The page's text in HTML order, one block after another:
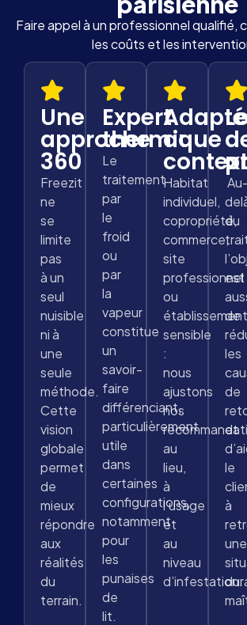
Faire appel à un professionnel qualifié,
les coûts et les
Une
approche
360
Freezit
ne
se
limite
pas
à un
seul
nuisible
ni à
une
seule
méthode.
Cette
vision
globale
permet
de
mieux
répondre
aux
réalités
du
terrain.
Expert
thermique
Le
traitement
par
le
froid
ou
par
la
vapeur
constitue
un
savoir-
faire
différenciant,
particulièrement
utile
dans
certaines
configurations,
notamment
pour
les
punaises
de
lit.
Adapté
au
Habitat
individuel,
copropriété,
commerce,
site
professionnel
ou
établissement
sensible
:
nous
ajustons
nos
au
lieu,
à
l’usage
et
au
niveau
d’infestation.
Au-
du
est
de
les
de
et
le
à
une